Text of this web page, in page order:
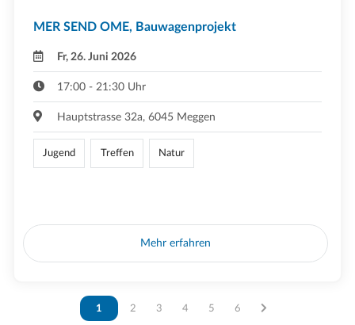
MER SEND OME, Bauwagenprojekt
Fr, 26. Juni 2026
17:00 - 21:30 Uhr
Hauptstrasse 32a, 6045 Meggen
Jugend Treffen Natur
Mehr erfahren
Vous êtes sur la page
1 Vous êtes sur la page
2 Vous êtes sur la page
3 Vous êtes sur la page
4 Vous êtes sur la page
5 Vous êtes sur la page
6